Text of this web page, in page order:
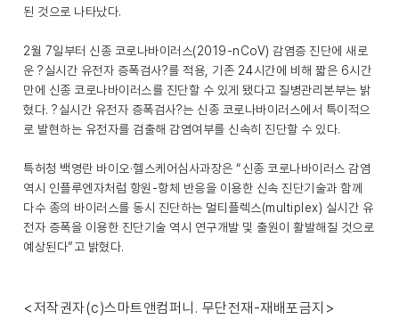
된 것으로 나타났다.
2월 7일부터 신종 코로나바이러스(2019-nCoV) 감염증 진단에 새로
운 ?실시간 유전자 증폭검사?를 적용, 기존 24시간에 비해 짧은 6시간
만에 신종 코로나바이러스를 진단할 수 있게 됐다고 질병관리본부는 밝
혔다. ?실시간 유전자 증폭검사?는 신종 코로나바이러스에서 특이적으
로 발현하는 유전자를 검출해 감염여부를 신속히 진단할 수 있다.
특허청 백영란 바이오·헬스케어심사과장은 “신종 코로나바이러스 감염
역시 인플루엔자처럼 항원-항체 반응을 이용한 신속 진단기술과 함께
다수 종의 바이러스를 동시 진단하는 멀티플렉스(multiplex) 실시간 유
전자 증폭을 이용한 진단기술 역시 연구개발 및 출원이 활발해질 것으로
예상된다”고 밝혔다.
<저작권자(c)스마트앤컴퍼니. 무단전재-재배포금지>